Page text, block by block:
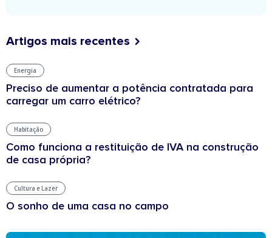
Artigos mais recentes
Energia
Preciso de aumentar a potência contratada para
carregar um carro elétrico?
Habitação
Como funciona a restituição de IVA na construção
de casa própria?
Cultura e Lazer
O sonho de uma casa no campo